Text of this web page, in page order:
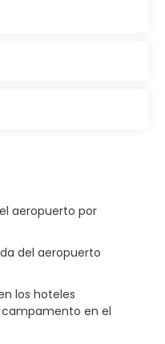
aeropuerto por
del aeropuerto
los hoteles
campamento en el